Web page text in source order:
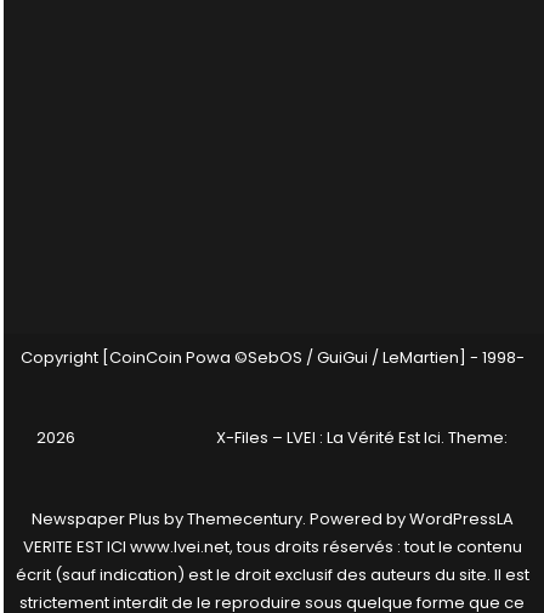
Copyright [CoinCoin Powa ©SebOS / GuiGui / LeMartien] - 1998-
2026 X-Files – LVEI : La Vérité Est Ici. Theme:
Newspaper Plus byThemecentury. Powered byWordPressLA
VERITE EST ICI www.lvei.net, tous droits réservés : tout le contenu
écrit (sauf indication) est le droit exclusif des auteurs du site. Il est
strictement interdit de le reproduire sous quelque forme que ce